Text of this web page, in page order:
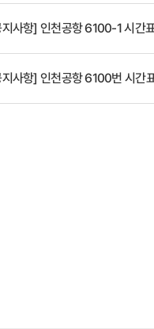
사항] 인천공항 6100-1 시간
사항] 인천공항 6100번 시간